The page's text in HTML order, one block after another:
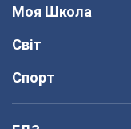
Моя Школа
Світ
Спорт